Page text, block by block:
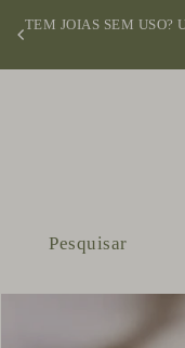
TEM JOIAS SEM USO?